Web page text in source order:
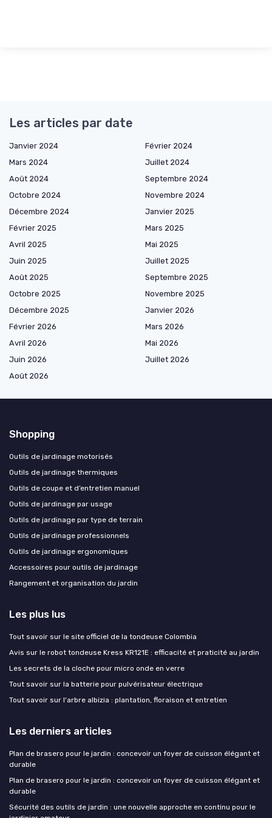
Les articles par date
Janvier 2024
Février 2024
Mars 2024
Juillet 2024
Août 2024
Septembre 2024
Octobre 2024
Novembre 2024
Décembre 2024
Janvier 2025
Février 2025
Mars 2025
Avril 2025
Mai 2025
Juin 2025
Juillet 2025
Août 2025
Septembre 2025
Octobre 2025
Novembre 2025
Décembre 2025
Janvier 2026
Février 2026
Mars 2026
Avril 2026
Mai 2026
Juin 2026
Juillet 2026
Août 2026
Shopping
Outils de jardinage motorisés
Outils de jardinage thermiques
Outils de coupe et d’entretien manuel
Outils de jardinage par usage
Outils de jardinage par type de terrain
Outils de jardinage professionnels
Outils de jardinage ergonomiques
Accessoires pour outils de jardinage
Rangement et organisation du jardin
Les plus lus
Tout savoir sur le site officiel de la tondeuse Colombia
Avis sur le robot tondeuse Kress KR121E : efficacité et praticité au jardin
Les secrets de la cloche pour micro onde en verre
Tout savoir sur la batterie pour pulvérisateur électrique
Tout savoir sur l'arbre albizia : plantation, floraison et entretien
Les derniers articles
Plan de brasero pour le jardin : concevoir un foyer de cuisson élégant et
durable
Plan de brasero pour le jardin : concevoir un foyer de cuisson élégant et
durable
Sécurité des outils de jardin : une nouvelle approche en continu pour le